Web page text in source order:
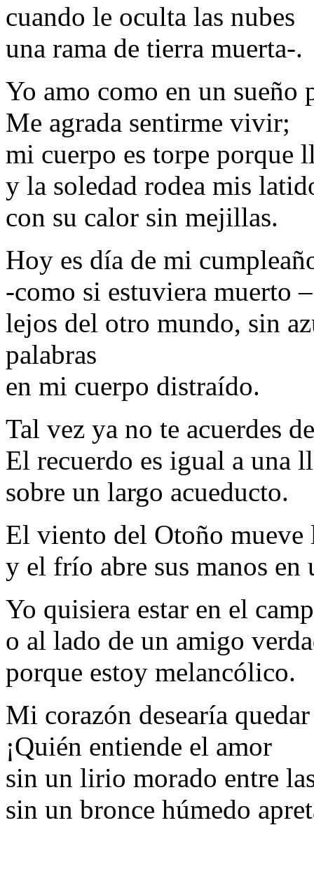
cuando le oculta las nubes
una rama de tierra muerta-.
Yo amo como en un sueño
Me agrada sentirme vivir;
mi cuerpo es torpe porque
y la soledad rodea mis
con su calor sin mejillas.
Hoy es día de mi
-como si estuviera muerto –
lejos del otro mundo, sin
palabras
en mi cuerpo distraído.
Tal vez ya no te acuerdes
El recuerdo es igual a una
sobre un largo acueducto.
El viento del Otoño mueve
y el frío abre sus manos en
Yo quisiera estar en el
o al lado de un amigo
porque estoy melancólico.
Mi corazón desearía
¡Quién entiende el amor
sin un lirio morado entre
sin un bronce húmedo